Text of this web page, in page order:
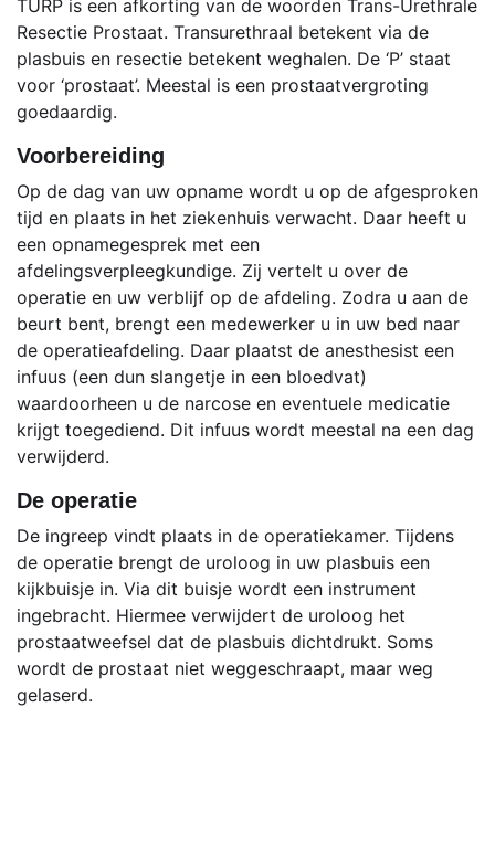
TURP is een afkorting van de woorden Trans-Urethrale
Resectie Prostaat. Transurethraal betekent via de
plasbuis en resectie betekent weghalen. De ‘P’ staat
voor ‘prostaat’. Meestal is een prostaatvergroting
goedaardig.
Voorbereiding
Op de dag van uw opname wordt u op de afgesproken
tijd en plaats in het ziekenhuis verwacht. Daar heeft u
een opnamegesprek met een
afdelingsverpleegkundige. Zij vertelt u over de
operatie en uw verblijf op de afdeling. Zodra u aan de
beurt bent, brengt een medewerker u in uw bed naar
de operatieafdeling. Daar plaatst de anesthesist een
infuus (een dun slangetje in een bloedvat)
waardoorheen u de narcose en eventuele medicatie
krijgt toegediend. Dit infuus wordt meestal na een dag
verwijderd.
De operatie
De ingreep vindt plaats in de operatiekamer. Tijdens
de operatie brengt de uroloog in uw plasbuis een
kijkbuisje in. Via dit buisje wordt een instrument
ingebracht. Hiermee verwijdert de uroloog het
prostaatweefsel dat de plasbuis dichtdrukt. Soms
wordt de prostaat niet weggeschraapt, maar weg
gelaserd.